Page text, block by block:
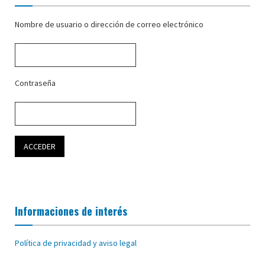
Nombre de usuario o dirección de correo electrónico
Contraseña
Informaciones de interés
Política de privacidad y aviso legal